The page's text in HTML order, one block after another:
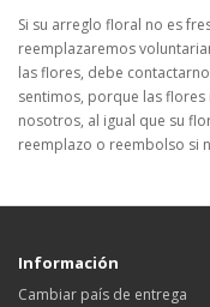
Si su arreglo floral no es
reemplazaremos
las flores, debe
sentimos, porque las
nosotros, al igual que su
reemplazo o reembolso si
Información
Cambiar país de entrega